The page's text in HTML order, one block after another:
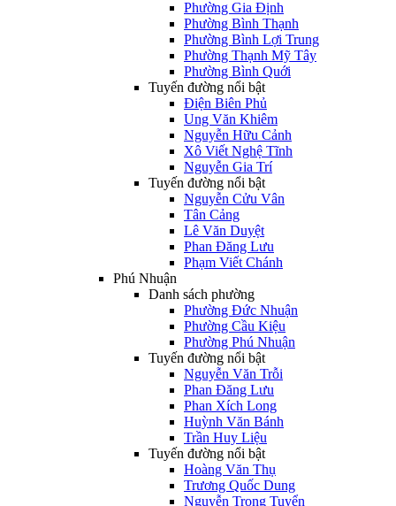
Phường Gia Định
Phường Bình Thạnh
Phường Bình Lợi Trung
Phường Thạnh Mỹ Tây
Phường Bình Quới
Tuyến đường nổi bật
Điện Biên Phủ
Ung Văn Khiêm
Nguyễn Hữu Cảnh
Xô Viết Nghệ Tĩnh
Nguyễn Gia Trí
Tuyến đường nổi bật
Nguyễn Cửu Vân
Tân Cảng
Lê Văn Duyệt
Phan Đăng Lưu
Phạm Viết Chánh
Phú Nhuận
Danh sách phường
Phường Đức Nhuận
Phường Cầu Kiệu
Phường Phú Nhuận
Tuyến đường nổi bật
Nguyễn Văn Trỗi
Phan Đăng Lưu
Phan Xích Long
Huỳnh Văn Bánh
Trần Huy Liệu
Tuyến đường nổi bật
Hoàng Văn Thụ
Trương Quốc Dung
Nguyễn Trọng Tuyển